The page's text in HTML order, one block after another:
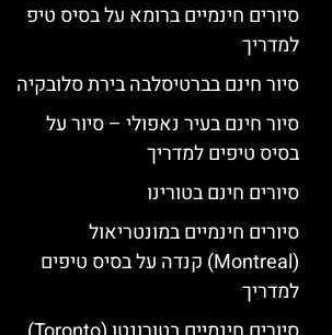
סיורים חינמיים ברומא על בסיס טיפ
למדריך
סיור חינם בברטיסלבה בירת סלובקיה
סיור חינם בעיר נאפולי – סיור על
בסיס טיפים למדריך
סיורים חינם בטורינו
סיורים חינמיים במונטריאול
(Montreal) קנדה על בסיס טיפים
למדריך